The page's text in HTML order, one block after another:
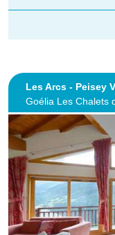
Les Arcs - Peisey
Goélia Les Chalets